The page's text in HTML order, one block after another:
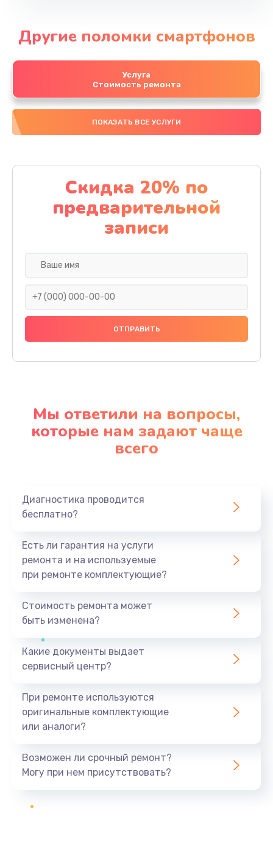
Другие поломки смартфонов
Услуга
Стоимость ремонта
ПОКАЗАТЬ ВСЕ УСЛУГИ
Скидка 20% по
предварительной
записи
Мы ответили на вопросы,
которые нам задают чаще
всего
Диагностика проводится
бесплатно?
Есть ли гарантия на услуги
ремонта и на используемые
при ремонте комплектующие?
Стоимость ремонта может
быть изменена?
Какие документы выдает
сервисный центр?
При ремонте используются
оригинальные комплектующие
или аналоги?
Возможен ли срочный ремонт?
Могу при нем присутствовать?